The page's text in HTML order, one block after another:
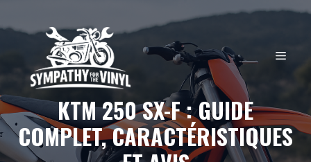
au
KTM 250 SX-F : GUIDE
COMPLET, CARACTÉRISTIQUES